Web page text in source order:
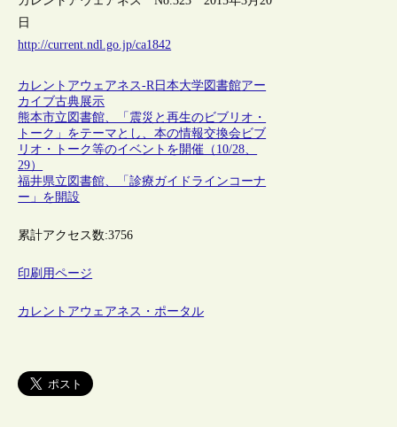
日
http://current.ndl.go.jp/ca1842
カレントアウェアネス-R 日本大学図書館アー
カイブ古典展示
熊本市立図書館、「震災と再生のビブリオ・
トーク」をテーマとし、本の情報交換会ビブ
リオ・トーク等のイベントを開催（10/28、
29）
福井県立図書館、「診療ガイドラインコーナ
ー」を開設
累計アクセス数:3756
印刷用ページ
カレントアウェアネス・ポータル